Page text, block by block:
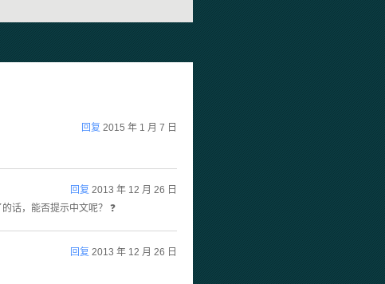
回复 2015 年 1 月 7 日
回复 2013 年 12 月 26 日
话，能否提示中文呢？ ❓
回复 2013 年 12 月 26 日